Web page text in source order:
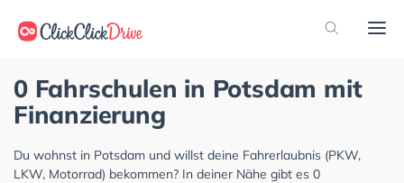
0 Fahrschulen in Potsdam mit
Finanzierung
Du wohnst in Potsdam und willst deine Fahrerlaubnis (PKW,
LKW, Motorrad) bekommen? In deiner Nähe gibt es 0